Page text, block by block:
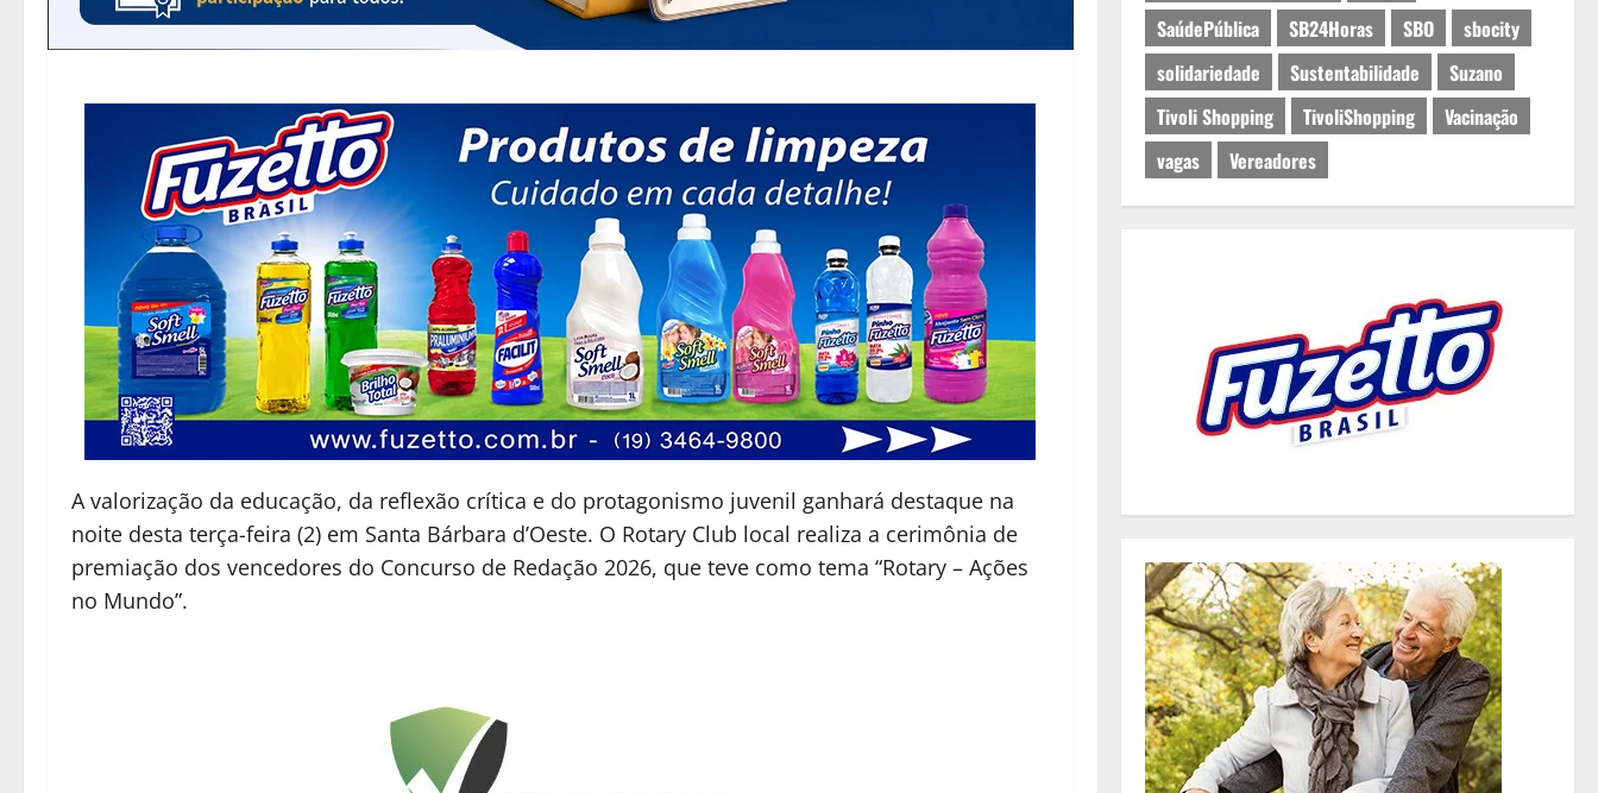
A valorização da educação, da reflexão crítica e do protagonismo juvenil ganhará destaque na
noite desta terça-feira (2) em Santa Bárbara d’Oeste. O Rotary Club local realiza a cerimônia de
premiação dos vencedores do Concurso de Redação 2026, que teve como tema “Rotary – Ações
no Mundo”.
SaúdePública
SB24Horas SBO
sbocity
solidariedade
Sustentabilidade
Suzano
Tivoli Shopping
TivoliShopping
Vacinação
vagas
Vereadores